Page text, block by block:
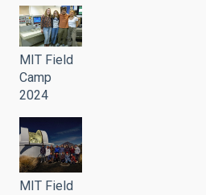
MIT Field
Camp
2024
MIT Field